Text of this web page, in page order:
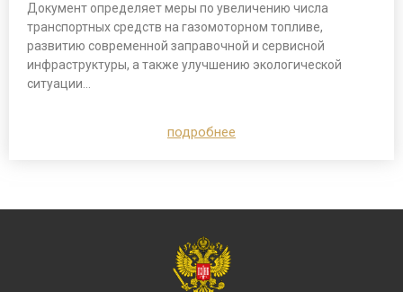
Документ определяет меры по увеличению числа
транспортных средств на газомоторном топливе,
развитию современной заправочной и сервисной
инфраструктуры, а также улучшению экологической
ситуации…
подробнее